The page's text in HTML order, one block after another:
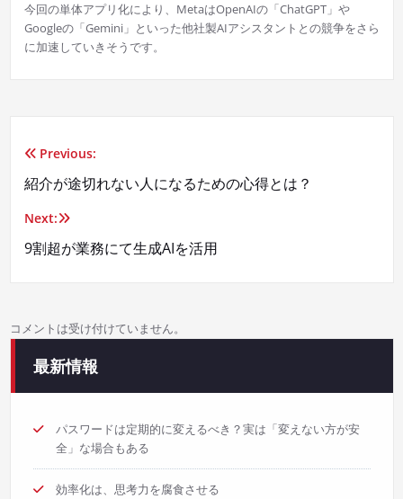
今回の単体アプリ化により、MetaはOpenAIの「ChatGPT」や
Googleの「Gemini」といった他社製AIアシスタントとの競争をさら
に加速していきそうです。
投
稿
ナ
ー
シ
ョ
ン
Previous:
紹介が途切れない人になるための心得とは？
Next:
9割超が業務にて生成AIを活用
コメントは受け付けていません。
最新情報
パスワードは定期的に変えるべき？実は「変えない方が安
全」な場合もある
効率化は、思考力を腐食させる